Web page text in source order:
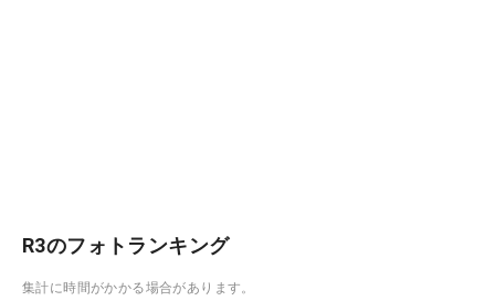
R3のフォトランキング
集計に時間がかかる場合があります。